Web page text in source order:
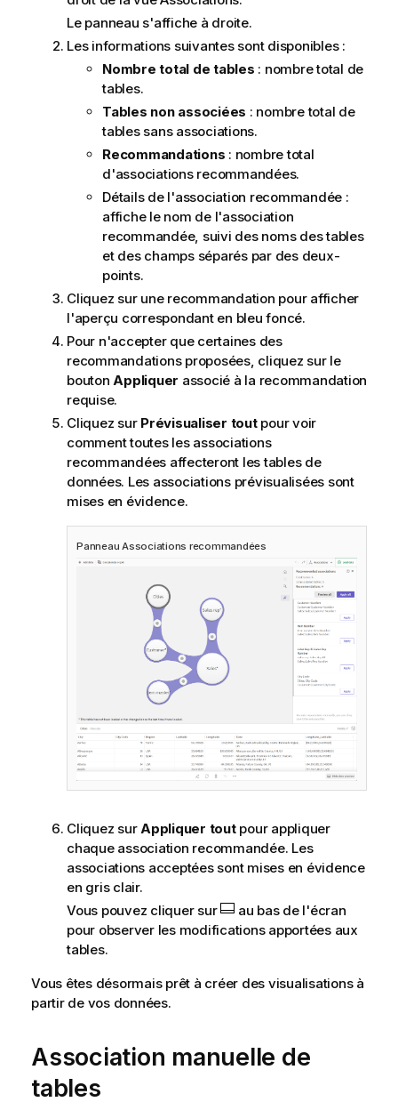
Le panneau s'affiche à droite.
Les informations suivantes sont disponibles :
Nombre total de tables : nombre total de
tables.
Tables non associées : nombre total de
tables sans associations.
Recommandations : nombre total
d'associations recommandées.
Détails de l'association recommandée :
affiche le nom de l'association
recommandée, suivi des noms des tables
et des champs séparés par des deux-
points.
Cliquez sur une recommandation pour afficher
l'aperçu correspondant en bleu foncé.
Pour n'accepter que certaines des
recommandations proposées, cliquez sur le
boutonAppliquer associé à la recommandation
requise.
Cliquez sur Prévisualiser toutpour voir
comment toutes les associations
recommandées affecteront les tables de
données. Les associations prévisualisées sont
mises en évidence.
Panneau Associations recommandées
Cliquez sur Appliquer toutpour appliquer
chaque association recommandée. Les
associations acceptées sont mises en évidence
en gris clair.
Vous pouvez cliquer sur
au bas de l'écran
pour observer les modifications apportées aux
tables.
Vous êtes désormais prêt à créer des visualisationsà
partir de vos données.
Association manuelle de
tables